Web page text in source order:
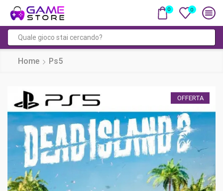
0 0
di
Home Ps5
OFFERTA